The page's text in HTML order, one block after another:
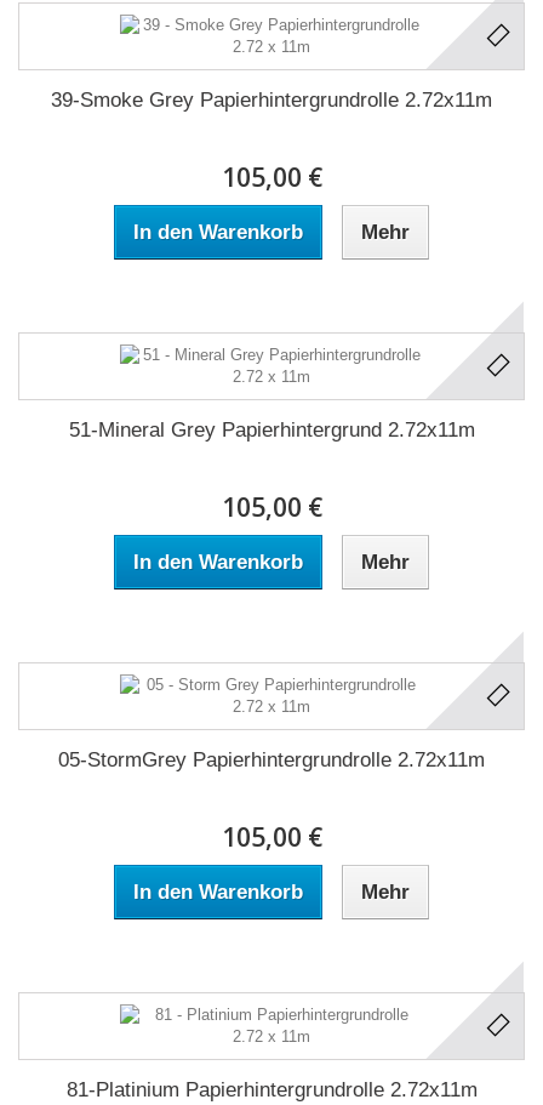
39-Smoke Grey Papierhintergrundrolle 2.72x11m
105,00 €
In den Warenkorb Mehr
51-Mineral Grey Papierhintergrund 2.72x11m
105,00 €
In den Warenkorb Mehr
05-StormGrey Papierhintergrundrolle 2.72x11m
105,00 €
In den Warenkorb Mehr
81-Platinium Papierhintergrundrolle 2.72x11m